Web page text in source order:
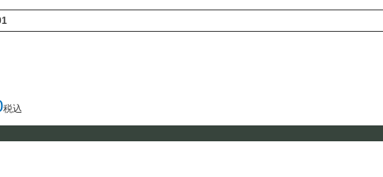
税込